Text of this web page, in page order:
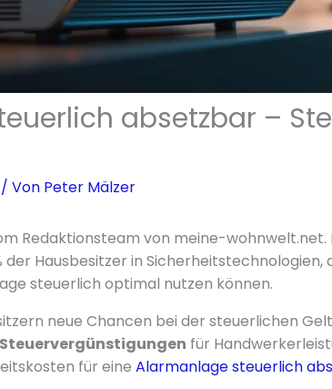
absetzbar –
Von Peter Mälzer
Redaktionsteam von meine-wohnwelt.net.
Hausbesitzer in Sicherheitstechnologien,
steuerlich optimal nutzen können.
neue Chancen bei der steuerlichen
Steuervergünstigungen für
für eine Alarmanlage steuerlich